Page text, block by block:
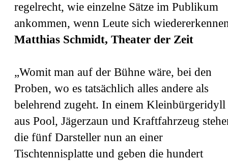
regelrecht, wie einzelne Sätze im Publikum
ankommen, wenn Leute sich
Matthias Schmidt, Theater der Zeit
„Womit man auf der Bühne wäre, bei den
Proben, wo es tatsächlich alles andere als
belehrend zugeht. In einem Kleinbürgeridyll
aus Pool, Jägerzaun und Kraftfahrzeug
die fünf Darsteller nun an einer
Tischtennisplatte und geben die hundert